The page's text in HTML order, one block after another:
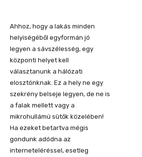
Ahhoz, hogy a lakás minden
helyiségéből egyformán jó
legyen a sávszélesség, egy
központi helyet kell
választanunk a hálózati
elosztónknak. Ez a hely ne egy
szekrény belseje legyen, de ne is
a falak mellett vagy a
mikrohullámú sütők közelében!
Ha ezeket betartva mégis
gondunk adódna az
interneteléréssel, esetleg